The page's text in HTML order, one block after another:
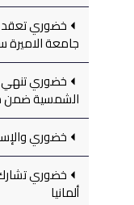
خضوري تعقد
جامعة الاميرة
خضوري
الشمسية ضمن
خضوري
خضوري
ألمانيا